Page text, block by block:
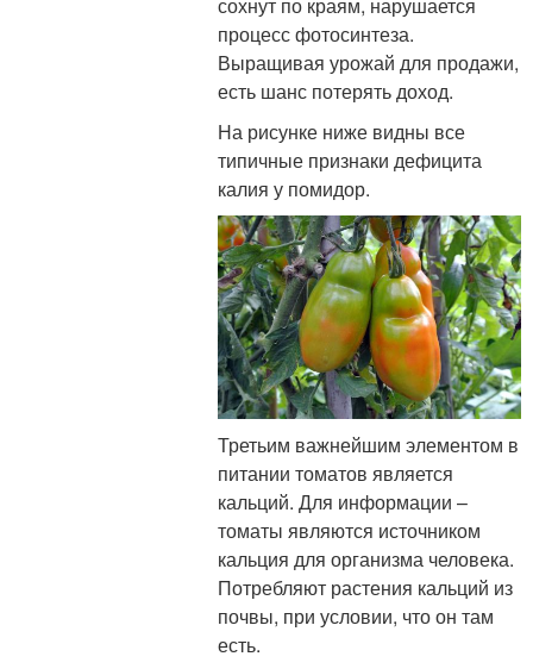
процесс фотосинтеза.
Выращивая урожай для продажи,
есть шанс потерять доход.
На рисунке ниже видны все
типичные признаки дефицита
калия у помидор.
Третьим важнейшим элементом в
питании томатов является
кальций. Для информации –
томаты являются источником
кальция для организма человека.
Потребляют растения кальций из
почвы, при условии, что он там
есть.